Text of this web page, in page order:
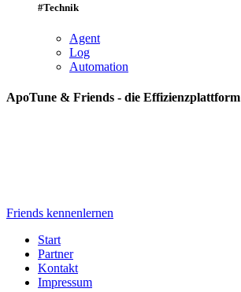
#Technik
Agent
Log
Automation
ApoTune & Friends - die Effizienzplattform
Friends kennenlernen
Start
Partner
Kontakt
Impressum